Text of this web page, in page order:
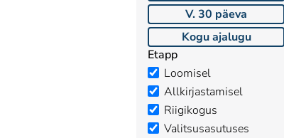
V. 30 päeva
Kogu ajalugu
Etapp
Loomisel
Allkirjastamisel
Riigikogus
Valitsusasutuses